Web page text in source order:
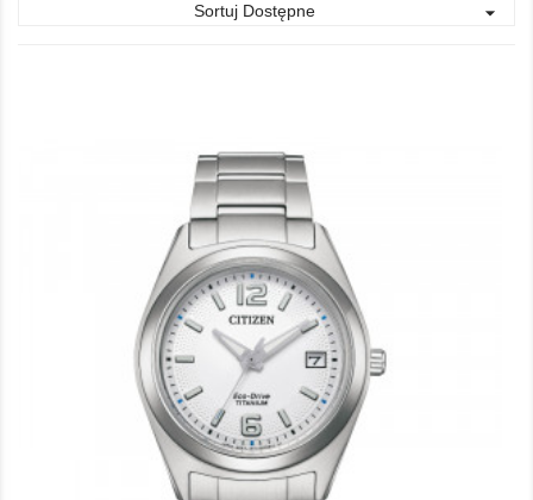
Sortuj Dostępne 